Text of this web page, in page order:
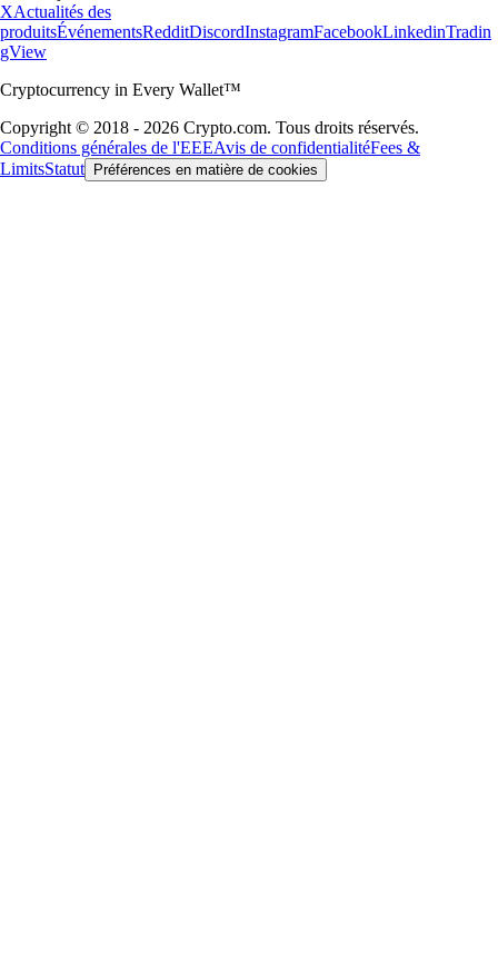
XActualités des
produitsÉvénementsRedditDiscordInstagramFacebookLinkedinTradin
gView
Cryptocurrency in Every Wallet™
Copyright © 2018 - 2026 Crypto.com. Tous droits réservés.
Conditions générales de l'EEEAvis de confidentialitéFees &
LimitsStatut Préférences en matière de cookies